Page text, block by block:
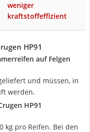
weniger
kraftstoffeffizient
HP91
auf Felgen
und müssen, in
werden.
HP91
kg pro Reifen. Bei den